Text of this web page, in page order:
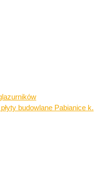
budowlane​ Pabianice k.